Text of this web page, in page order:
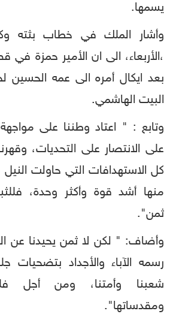
يسمها.
وأشار الملك في خطاب بثته وكالة
،الأربعاء، الى ان الأمير حمزة في
بعد ايكال أمره الى عمه الحسين
البيت الهاشمي.
وتابع : " اعتاد وطننا على مواجهة
على الانتصار على التحديات،
كل الاستهدافات التي حاولت
منها أشد قوة وأكثر وحدة،
ثمن".
وأضاف: " لكن لا ثمن يحيدنا عن
رسمه الآباء والأجداد
شعبنا وأمتنا، ومن أجل
ومقدساتها".